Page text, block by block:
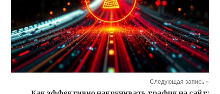
Следующая запись »